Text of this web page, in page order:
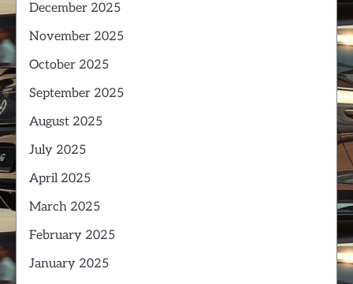
December 2025
November 2025
October 2025
September 2025
August 2025
July 2025
April 2025
March 2025
February 2025
January 2025